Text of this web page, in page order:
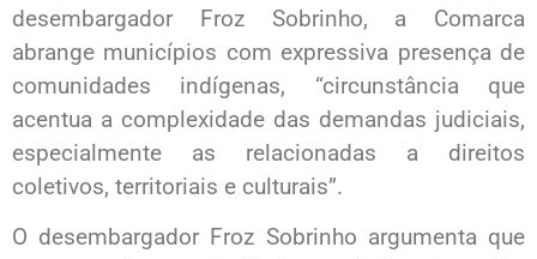
desembargador Froz Sobrinho, a Comarca
abrange municípios com expressiva presença de
comunidades indígenas, “circunstância que
acentua a complexidade das demandas judiciais,
especialmente as relacionadas a direitos
coletivos, territoriais e culturais”.
O desembargador Froz Sobrinho argumenta que